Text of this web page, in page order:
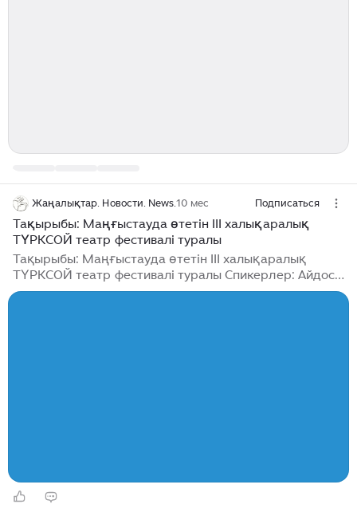
Жаңалықтар. Новости. News.10 мес Подписаться
Тақырыбы: Маңғыстауда өтетін ІІІ халықаралық
ТҮРКСОЙ театр фестивалі туралы
Тақырыбы: Маңғыстауда өтетін ІІІ халықаралық
ТҮРКСОЙ театр фестивалі туралы Спикерлер: Айдос
Тастаев - Н. Жантөрин атындағы облыстық